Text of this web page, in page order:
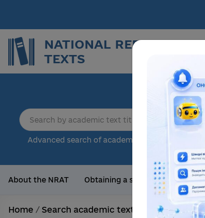
NATIONAL REPOSITORY
TEXTS
Advanced search of academic text
About the NRAT Obtaining a scientific degree
Home / Search academic texts